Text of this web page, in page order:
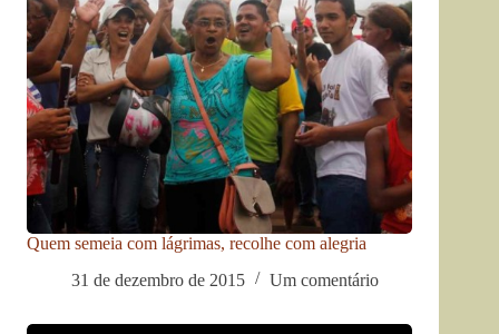
Quem semeia com lágrimas, recolhe com alegria
31 de dezembro de 2015
Um comentário